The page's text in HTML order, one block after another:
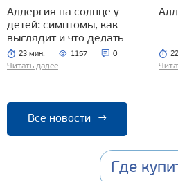
Аллергия на солнце у
детей: симптомы, как
выглядит и что делать
23 мин. 1157 0
Читать далее
Все новости →
Где